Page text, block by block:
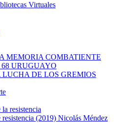
Virtuales
MEMORIA COMBATIENTE
URUGUAYO
DE LOS GREMIOS
resistencia
(2019) Nicolás Méndez